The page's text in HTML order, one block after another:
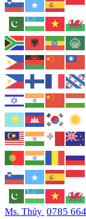
Ms. Thủy 0785